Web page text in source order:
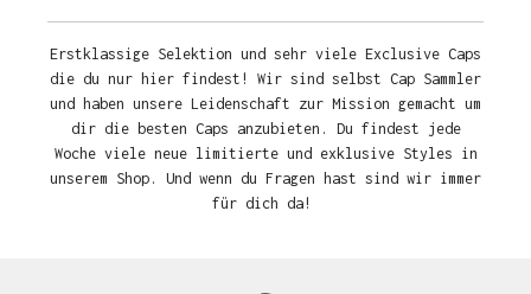
Erstklassige Selektion und sehr viele Exclusive Caps
die du nur hier findest! Wir sind selbst Cap Sammler
und haben unsere Leidenschaft zur Mission gemacht um
dir die besten Caps anzubieten. Du findest jede
Woche viele neue limitierte und exklusive Styles in
unserem Shop. Und wenn du Fragen hast sind wir immer
für dich da!